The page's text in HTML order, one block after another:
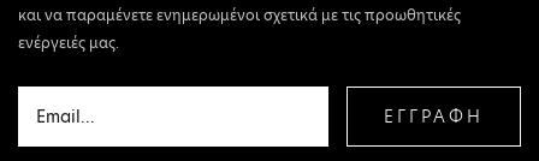
και να παραμένετε ενημερωμένοι σχετικά με τις προωθητικές
ενέργειές μας.
ΕΓΓΡΑΦΗ